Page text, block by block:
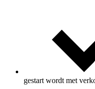
gestart wordt met